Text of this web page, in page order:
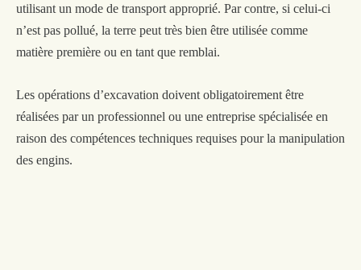
utilisant un mode de transport approprié. Par contre, si celui-ci
n’est pas pollué, la terre peut très bien être utilisée comme
matière première ou en tant que remblai.
Les opérations d’excavation doivent obligatoirement être
réalisées par un professionnel ou une entreprise spécialisée en
raison des compétences techniques requises pour la manipulation
des engins.